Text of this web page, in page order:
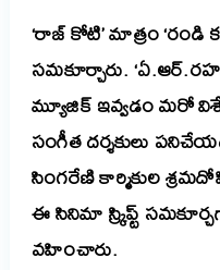
‘రాజ్ కోటి’ మాత్రం ‘రండి
సమకూర్చారు.
మ్యూజిక్ ఇవ్వడం మరో
సంగీత దర్శకులు
సింగరేణి కార్మికుల
ఈ సినిమా స్క్రిప్ట్
వహించారు.